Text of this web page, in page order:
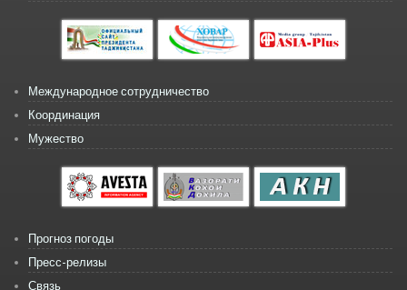
Международное сотрудничество
Координация
Мужество
Прогноз погоды
Пресс-релизы
Связь